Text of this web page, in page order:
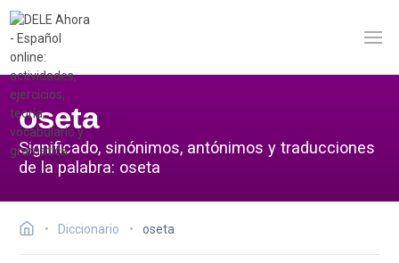
oseta
Significado, sinónimos, antónimos y traducciones
de la palabra: oseta
Diccionario oseta